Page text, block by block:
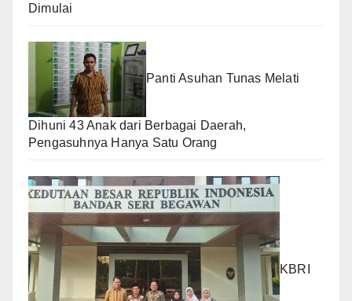
Dimulai
Panti Asuhan Tunas Melati
Dihuni 43 Anak dari Berbagai Daerah,
Pengasuhnya Hanya Satu Orang
KBRI